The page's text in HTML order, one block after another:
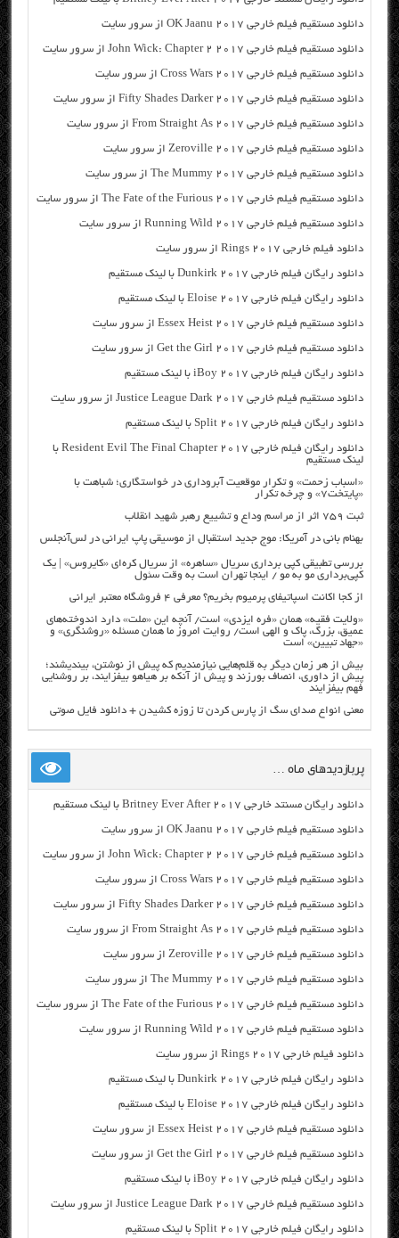
دانلود مستقیم فیلم خارجی OK Jaanu 2017 از سرور سایت
دانلود مستقیم فیلم خارجی John Wick: Chapter 2 2017 از سرور سایت
دانلود مستقیم فیلم خارجی Cross Wars 2017 از سرور سایت
دانلود مستقیم فیلم خارجی Fifty Shades Darker 2017 از سرور سایت
دانلود مستقیم فیلم خارجی From Straight As 2017 از سرور سایت
دانلود مستقیم فیلم خارجی Zeroville 2017 از سرور سایت
دانلود مستقیم فیلم خارجی The Mummy 2017 از سرور سایت
دانلود مستقیم فیلم خارجی The Fate of the Furious 2017 از سرور سایت
دانلود مستقیم فیلم خارجی Running Wild 2017 از سرور سایت
دانلود فیلم خارجی Rings 2017 از سرور سایت
دانلود رایگان فیلم خارجی Dunkirk 2017 با لینک مستقیم
دانلود رایگان فیلم خارجی Eloise 2017 با لینک مستقیم
دانلود مستقیم فیلم خارجی Essex Heist 2017 از سرور سایت
دانلود مستقیم فیلم خارجی Get the Girl 2017 از سرور سایت
دانلود رایگان فیلم خارجی iBoy 2017 با لینک مستقیم
دانلود مستقیم فیلم خارجی Justice League Dark 2017 از سرور سایت
دانلود رایگان فیلم خارجی Split 2017 با لینک مستقیم
دانلود رایگان فیلم خارجی Resident Evil The Final Chapter 2017 با
لینک مستقیم
«اسباب زحمت» و تکرار موقعیت آبروداری در خواستگاری؛ شباهت با
«پایتخت۷» و چرخه تکرار
ثبت ۷۵۹ اثر از مراسم وداع و تشییع رهبر شهید انقلاب
بهنام بانی در آمریکا: موج جدید استقبال از موسیقی پاپ ایرانی در لس‌آنجلس
بررسی تطبیقی کپی برداری سریال «ساهره» از سریال کره‌ای «کایروس» | یک
کپی‌برداری مو به مو / اینجا تهران است به وقت سئول
از کجا اکانت اسپاتیفای پرمیوم بخریم؟ معرفی ۴ فروشگاه معتبر ایرانی
«ولایت فقیه» همان «فره ایزدی» است/ آنچه این «ملت» دارد اندوخته‌های
عمیق، بزرگ، پاک و الهی است/ روایت امروز ما همان مسئله «روشنگری» و
«جهاد تبیین» است
بیش از هر زمان دیگر به قلم‌هایی نیازمندیم که پیش از نوشتن، بیندیشند؛
پیش از داوری، انصاف بورزند و پیش از آنکه بر هیاهو بیفزایند، بر روشنایی
فهم بیفزایند
معنی انواع صدای سگ از پارس کردن تا زوزه کشیدن + دانلود فایل صوتی
پربازدیدهای ماه …
دانلود رایگان مسنتد خارجی Britney Ever After 2017 با لینک مستقیم
دانلود مستقیم فیلم خارجی OK Jaanu 2017 از سرور سایت
دانلود مستقیم فیلم خارجی John Wick: Chapter 2 2017 از سرور سایت
دانلود مستقیم فیلم خارجی Cross Wars 2017 از سرور سایت
دانلود مستقیم فیلم خارجی Fifty Shades Darker 2017 از سرور سایت
دانلود مستقیم فیلم خارجی From Straight As 2017 از سرور سایت
دانلود مستقیم فیلم خارجی Zeroville 2017 از سرور سایت
دانلود مستقیم فیلم خارجی The Mummy 2017 از سرور سایت
دانلود مستقیم فیلم خارجی The Fate of the Furious 2017 از سرور سایت
دانلود مستقیم فیلم خارجی Running Wild 2017 از سرور سایت
دانلود فیلم خارجی Rings 2017 از سرور سایت
دانلود رایگان فیلم خارجی Dunkirk 2017 با لینک مستقیم
دانلود رایگان فیلم خارجی Eloise 2017 با لینک مستقیم
دانلود مستقیم فیلم خارجی Essex Heist 2017 از سرور سایت
دانلود مستقیم فیلم خارجی Get the Girl 2017 از سرور سایت
دانلود رایگان فیلم خارجی iBoy 2017 با لینک مستقیم
دانلود مستقیم فیلم خارجی Justice League Dark 2017 از سرور سایت
دانلود رایگان فیلم خارجی Split 2017 با لینک مستقیم